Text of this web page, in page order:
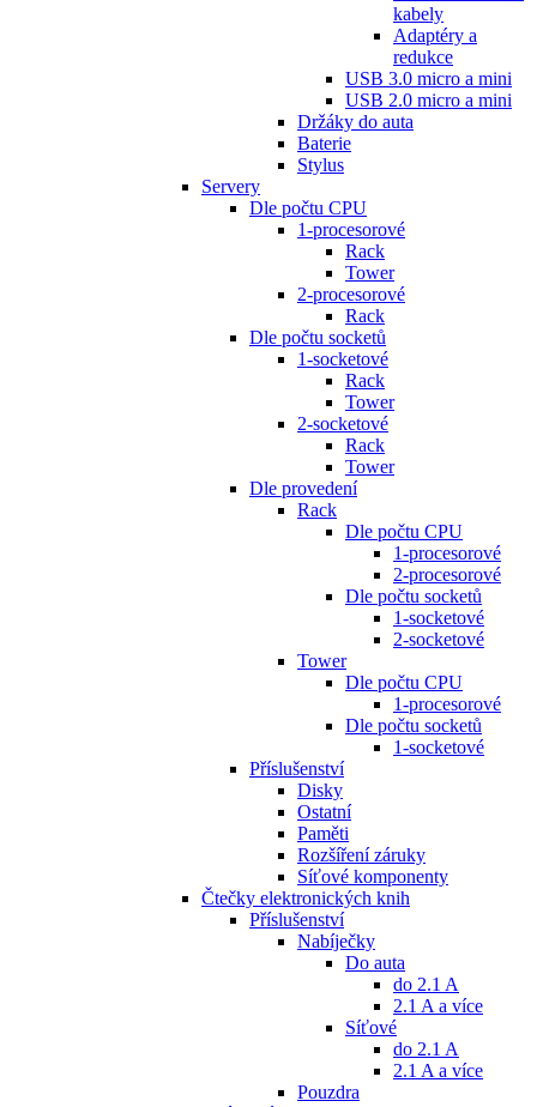
kabely
Adaptéry a
redukce
USB 3.0 micro a mini
USB 2.0 micro a mini
Držáky do auta
Baterie
Stylus
Servery
Dle počtu CPU
1-procesorové
Rack
Tower
2-procesorové
Rack
Dle počtu socketů
1-socketové
Rack
Tower
2-socketové
Rack
Tower
Dle provedení
Rack
Dle počtu CPU
1-procesorové
2-procesorové
Dle počtu socketů
1-socketové
2-socketové
Tower
Dle počtu CPU
1-procesorové
Dle počtu socketů
1-socketové
Příslušenství
Disky
Ostatní
Paměti
Rozšíření záruky
Síťové komponenty
Čtečky elektronických knih
Příslušenství
Nabíječky
Do auta
do 2.1 A
2.1 A a více
Síťové
do 2.1 A
2.1 A a více
Pouzdra